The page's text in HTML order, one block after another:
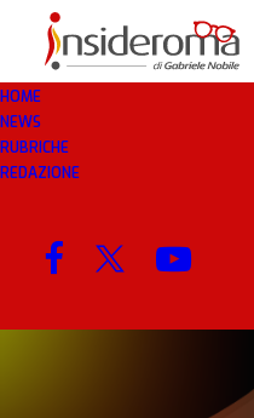
HOME
NEWS
RUBRICHE
REDAZIONE
6 LUG 2020